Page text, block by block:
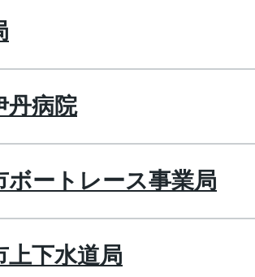
丹病院
ボートレース事業局
上下水道局